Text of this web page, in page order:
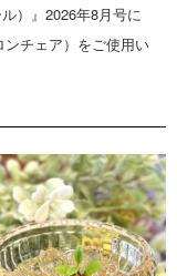
）』2026年8月号に
チェア）をご使用い